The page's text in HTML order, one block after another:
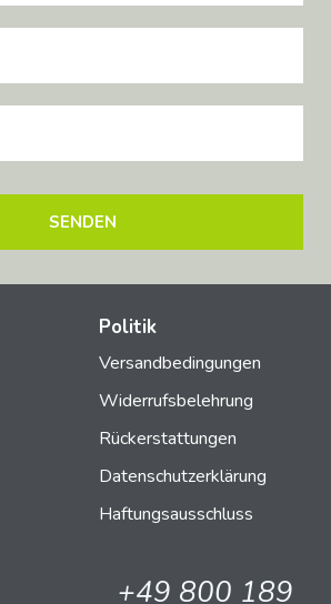
Politik
Versandbedingungen
Widerrufsbelehrung
Rückerstattungen
Datenschutzerklärung
Haftungsausschluss
+49 800 189